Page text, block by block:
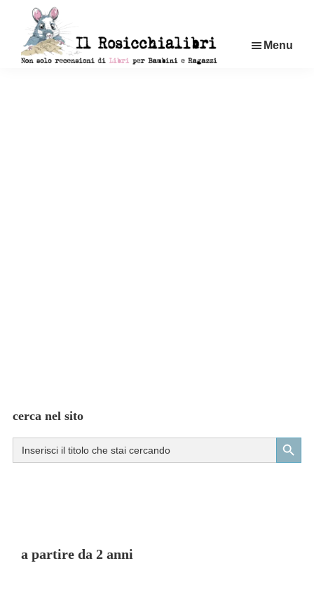
contenuto
Menu
cerca nel sito
Search
for:
Search Button
a partire da 2 anni